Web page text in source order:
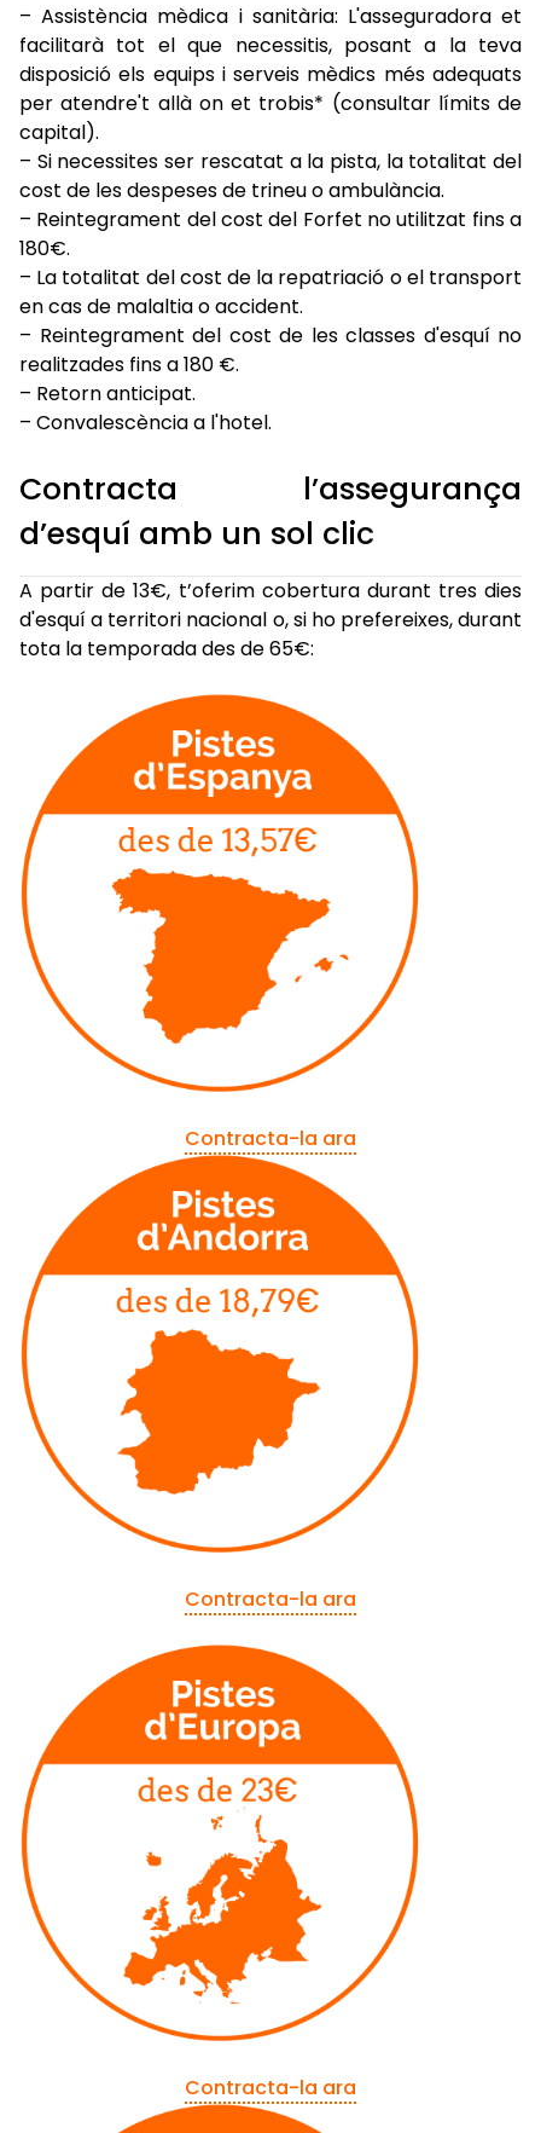
– Assistència mèdica i sanitària: L'asseguradora et
facilitarà tot el que necessitis, posant a la teva
disposició els equips i serveis mèdics més adequats
per atendre't allà on et trobis* (consultar límits de
capital).
– Si necessites ser rescatat a la pista, la totalitat del
cost de les despeses de trineu o ambulància.
– Reintegrament del cost del Forfet no utilitzat fins a
180€.
– La totalitat del cost de la repatriació o el transport
en cas de malaltia o accident.
– Reintegrament del cost de les classes d'esquí no
realitzades fins a 180 €.
– Retorn anticipat.
– Convalescència a l'hotel.
Contracta l’assegurança
d’esquí amb un sol clic
A partir de 13€, t’oferim cobertura durant tres dies
d'esquí a territori nacional o, si ho prefereixes, durant
tota la temporada des de 65€:
Contracta-la ara
Contracta-la ara
Contracta-la ara